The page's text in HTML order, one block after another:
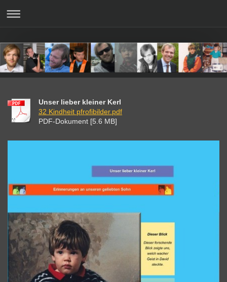
Unser lieber kleiner Kerl
32 Kindheit pfrofibilder.pdf
PDF-Dokument [5.6 MB]